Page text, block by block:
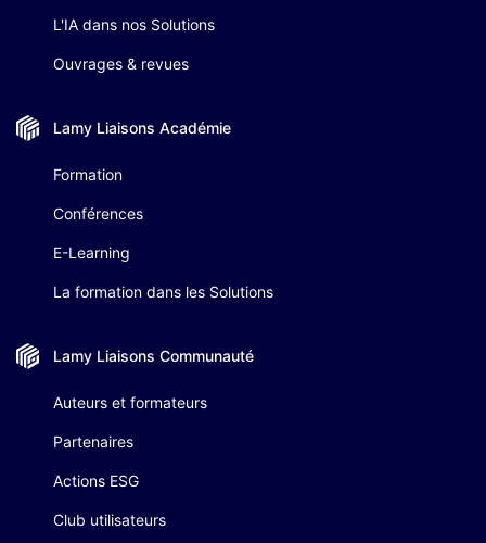
L'IA dans nos Solutions
Ouvrages & revues
Lamy Liaisons Académie
Formation
Conférences
E-Learning
La formation dans les Solutions
Lamy Liaisons Communauté
Auteurs et formateurs
Partenaires
Actions ESG
Club utilisateurs